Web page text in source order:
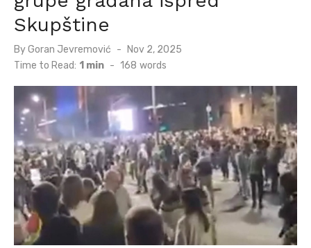
Skupštine
ByGoran Jevremović
Posted
on
Nov 2, 2025
Time to Read: 1 min - 168 words